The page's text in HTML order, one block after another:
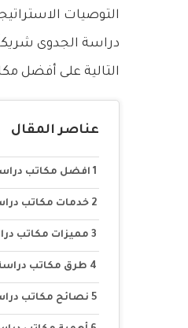
التوصيات
دراسة الجدوى
التالية على أفضل
عناصر المقال
افضل مكاتب
خدمات مكاتب
مميزات مكاتب
طرق مكاتب
نصائح مكاتب